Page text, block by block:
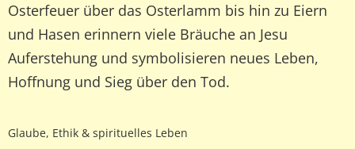
Osterfeuer über das Osterlamm bis hin zu Eiern
und Hasen erinnern viele Bräuche an Jesu
Auferstehung und symbolisieren neues Leben,
Hoffnung und Sieg über den Tod.
Glaube, Ethik & spirituelles Leben